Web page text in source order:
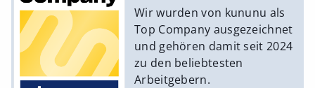
Wir wurden von kununu als
Top Company ausgezeichnet
und gehören damit seit 2024
zu den beliebtesten
Arbeitgebern.